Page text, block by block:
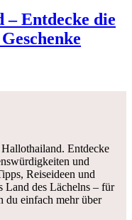
Entdecke die
Entdecke
und
Reiseideen und
Land des Lächelns – für
du einfach mehr über